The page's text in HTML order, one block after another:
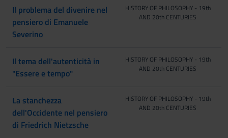
Il problema del divenire nel
pensiero di Emanuele
Severino
HISTORY OF PHILOSOPHY - 19th
AND 20th CENTURIES
Il tema dell'autenticità in
"Essere e tempo"
HISTORY OF PHILOSOPHY - 19th
AND 20th CENTURIES
La stanchezza
dell'Occidente nel pensiero
di Friedrich Nietzsche
HISTORY OF PHILOSOPHY - 19th
AND 20th CENTURIES